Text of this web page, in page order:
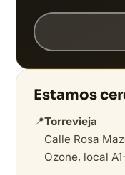
Estamos
📍Torrevieja
Calle Rosa
Ozone, local